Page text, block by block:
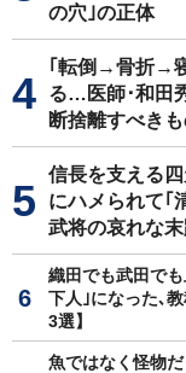
の穴｣の正体
｢転倒→骨折→
る…医師･和田
断捨離すべき
信長を支える
にハメられて｢
武将の哀れな
織田でも武田で
下人｣になった､
3選】
魚ではなく怪物